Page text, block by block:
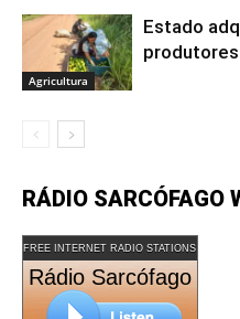
Agricultura
Estado
RÁDIO SARCÓFAGO
FREE INTERNET RADIO STATIONS
Rádio Sarcófago